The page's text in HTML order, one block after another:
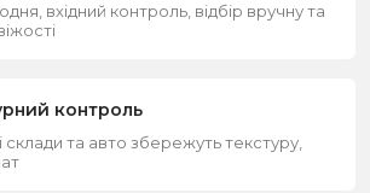
вхідний контроль, відбір вручну та
контроль
та авто збережуть текстуру,